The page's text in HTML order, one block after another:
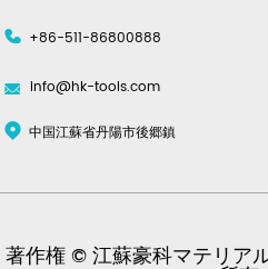
+86-511-86800888
info@hk-tools.com
中国江蘇省丹陽市後郷鎮
著作権 © 江蘇豪科マテリア